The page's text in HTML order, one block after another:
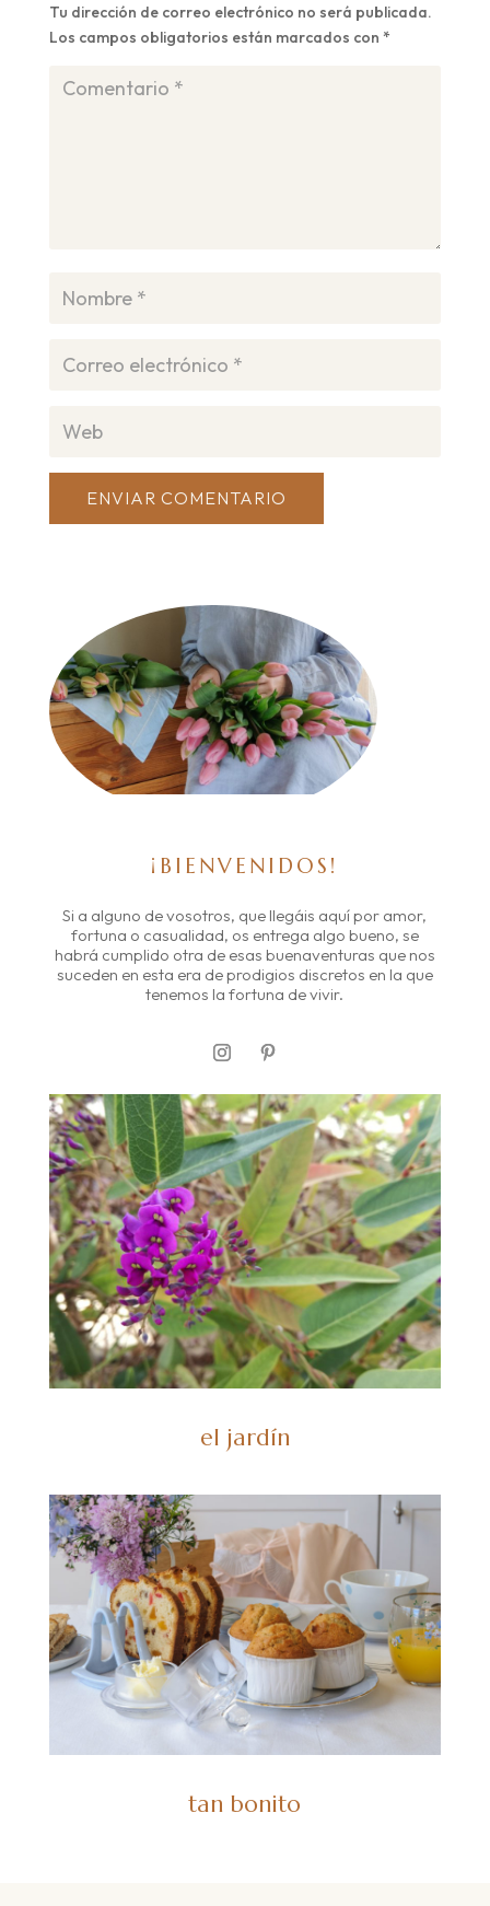
Tu dirección de correo electrónico no será publicada.
Los campos obligatorios están marcados con *
ENVIAR COMENTARIO
¡BIENVENIDOS!
Si a alguno de vosotros, que llegáis aquí por amor,
fortuna o casualidad, os entrega algo bueno, se
habrá cumplido otra de esas buenaventuras que nos
suceden en esta era de prodigios discretos en la que
tenemos la fortuna de vivir.
el jardín
tan bonito